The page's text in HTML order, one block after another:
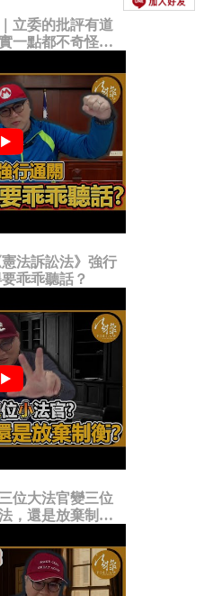
立委的批評有道
一點都不奇怪？
法訴訟法》強行
乖乖聽話？
位大法官變三位
，還是放棄制衡